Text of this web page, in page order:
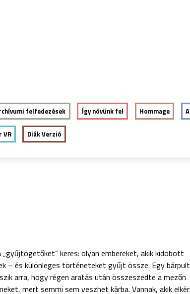
felfedezések Így növünk fel Hommage
VR Diák Verzió
„gyűjtögetőket” keres: olyan embereket, akik kidobott
– és különleges történeteket gyűjt össze. Egy
arra, hogy régen aratás után összeszedte a mezőn
mert semmi sem veszhet kárba. Vannak, akik